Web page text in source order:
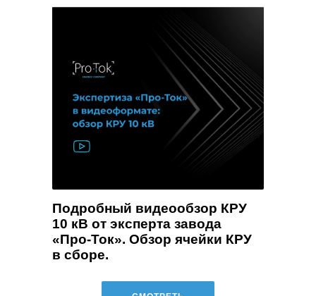
Подробный видеообзор КРУ
10 кВ от эксперта завода
«Про-Ток». Обзор ячейки КРУ
в сборе.